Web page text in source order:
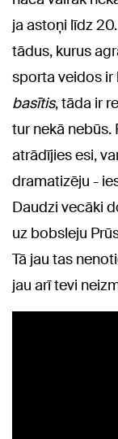
ja astoņi līdz
tādus, kurus
sporta veidos ir
basītis, tāda ir
tur nekā nebūs.
atrādījies esi,
dramatizēju -
Daudzi vecāki
uz bobsleju
Tā jau tas
jau arī tevi